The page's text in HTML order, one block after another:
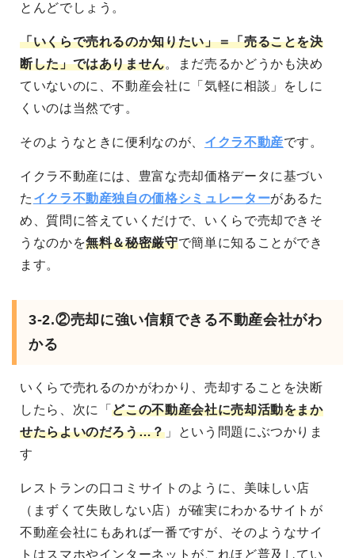
とんどでしょう。
「いくらで売れるのか知りたい」＝「売ることを決
断した」ではありません。まだ売るかどうかも決め
ていないのに、不動産会社に「気軽に相談」をしに
くいのは当然です。
そのようなときに便利なのが、 イクラ不動産です。
イクラ不動産には、豊富な売却価格データに基づい
た イクラ不動産独自の価格シミュレーターがあるた
め、質問に答えていくだけで、いくらで売却できそ
うなのかを無料＆秘密厳守で簡単に知ることができ
ます。
3-2.②売却に強い信頼できる不動産会社がわ
かる
いくらで売れるのかがわかり、売却することを決断
したら、次に「どこの不動産会社に売却活動をまか
せたらよいのだろう…？ 」という問題にぶつかりま
す
レストランの口コミサイトのように、美味しい店
（まずくて失敗しない店）が確実にわかるサイトが
不動産会社にもあれば一番ですが、そのようなサイ
トはスマホやインターネットがこれほど普及してい